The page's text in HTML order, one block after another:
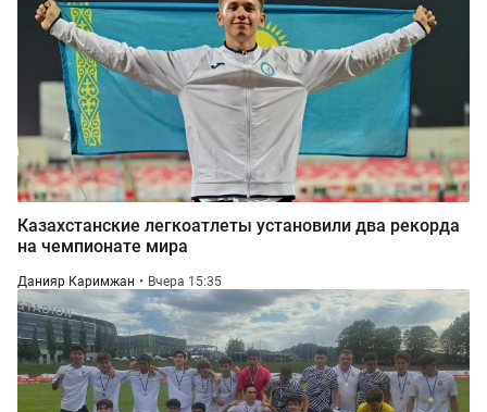
Казахстанские легкоатлеты установили два рекорда
на чемпионате мира
Данияр Каримжан Вчера 15:35